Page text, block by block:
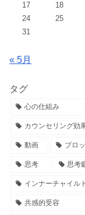
17
18
24
25
31
« 5月
タグ
心の仕組み
カウンセリング効
動画 ブロ
思考 思考
インナーチャイル
共感的受容